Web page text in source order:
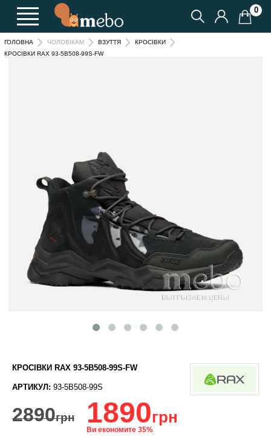
0
ГОЛОВНА ЧОЛОВІКАМ ВЗУТТЯ
КРОСІВКИ
КРОСІВКИ RAX 93-5B508-99S-FW
КРОСІВКИ RAX 93-5B508-99S-FW
АРТИКУЛ: 93-5B508-99S
2890грн 1890грн
Ви економите 35%